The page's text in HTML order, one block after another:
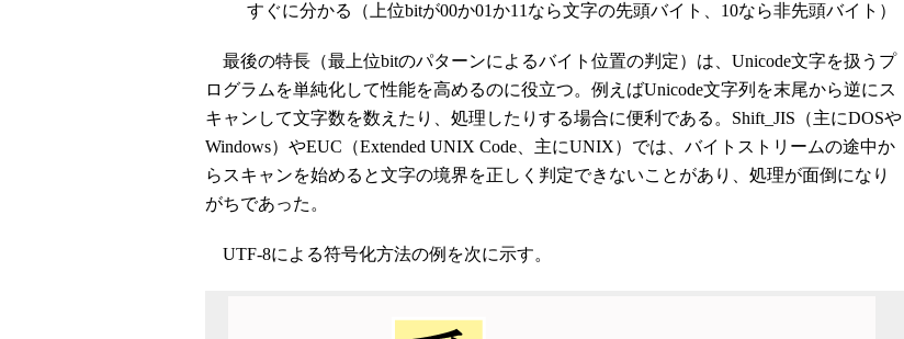
すぐに分かる（上位bitが00か01か11なら文字の先頭バイト、10なら非先頭バイト）
最後の特長（最上位bitのパターンによるバイト位置の判定）は、Unicode文字を扱うプ
ログラムを単純化して性能を高めるのに役立つ。例えばUnicode文字列を末尾から逆にス
キャンして文字数を数えたり、処理したりする場合に便利である。Shift_JIS（主にDOSや
Windows）やEUC（Extended UNIX Code、主にUNIX）では、バイトストリームの途中か
らスキャンを始めると文字の境界を正しく判定できないことがあり、処理が面倒になり
がちであった。
UTF-8による符号化方法の例を次に示す。